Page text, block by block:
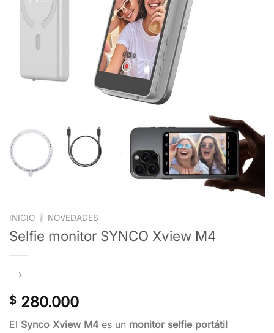
INICIO / NOVEDADES
Selfie monitor SYNCO Xview M4
$ 280.000
El Synco Xview M4 es un monitor selfie portátil